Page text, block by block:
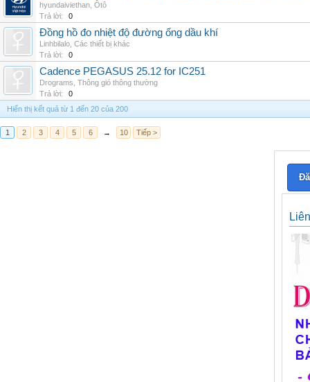
hyundaiviethan Ôtô
Trả lời:
0
Đồng hồ đo nhiệt độ đường ống dầu khí
Linhbilalo Các thiết bị khác
Trả lời:
0
Cadence PEGASUS 25.12 for IC251
Drograms Thông gió thông thường
Trả lời:
0
Hiển thị kết quả từ 1 đến 20 của 200
1 2 3 4 5 6 → 10 Tiếp >